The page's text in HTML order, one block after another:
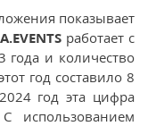
показывает
.EVENTSработает с
года и количество
год составило 8
год эта цифра